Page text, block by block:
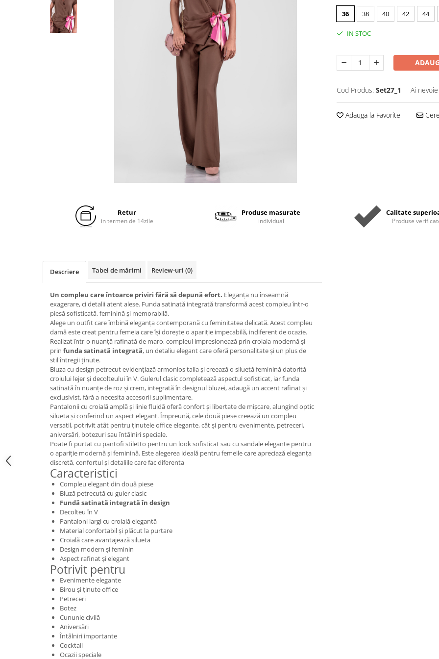
36 38 40 42 44
IN STOC
Cod Produs: Set27_1 Ai
Adauga la Favorite
Retur
in termen de 14zile
Produse masurate
individual
Calitate
Produse
Descriere Tabel de mărimi Review-uri (0)
Un compleu care întoarce priviri fără să depună efort. Eleganța nu înseamnă
exagerare, ci detalii atent alese. Funda satinată integrată transformă acest compleu într-o
piesă sofisticată, feminină și memorabilă.
Alege un outfit care îmbină eleganța contemporană cu feminitatea delicată. Acest compleu
damă este creat pentru femeia care își dorește o apariție impecabilă, indiferent de ocazie.
Realizat într-o nuanță rafinată de maro, compleul impresionează prin croiala modernă și
prin funda satinată integrată, un detaliu elegant care oferă personalitate și un plus de
stil întregii ținute.
Bluza cu design petrecut evidențiază armonios talia și creează o siluetă feminină datorită
croiului lejer și decolteului în V. Gulerul clasic completează aspectul sofisticat, iar funda
satinată în nuanțe de roz și crem, integrată în designul bluzei, adaugă un accent rafinat și
exclusivist, fără a necesita accesorii suplimentare.
Pantalonii cu croială amplă și linie fluidă oferă confort și libertate de mișcare, alungind optic
silueta și conferind un aspect elegant. Împreună, cele două piese creează un compleu
versatil, potrivit atât pentru ținutele office elegante, cât și pentru evenimente, petreceri,
aniversări, botezuri sau întâlniri speciale.
Poate fi purtat cu pantofi stiletto pentru un look sofisticat sau cu sandale elegante pentru
o apariție modernă și feminină. Este alegerea ideală pentru femeile care apreciază eleganța
discretă, confortul și detaliile care fac diferenta
Caracteristici
Compleu elegant din două piese
Bluză petrecută cu guler clasic
Fundă satinată integrată în design
Decolteu în V
Pantaloni largi cu croială elegantă
Material confortabil și plăcut la purtare
Croială care avantajează silueta
Design modern și feminin
Aspect rafinat și elegant
Potrivit pentru
Evenimente elegante
Birou și ținute office
Petreceri
Botez
Cununie civilă
Aniversări
Întâlniri importante
Cocktail
Ocazii speciale